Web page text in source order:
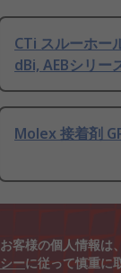
CTi スルーホー
dBi, AEBシリー
Molex 接着剤
お客様の個人情報は
シーに従って慎重に